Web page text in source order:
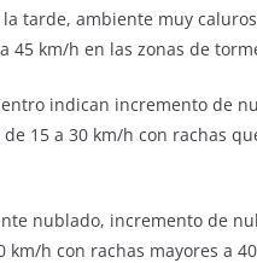
tarde, ambiente muy
45 km/h en las zonas de
indican incremento de
15 a 30 km/h con rachas
nublado, incremento de
h con rachas mayores a